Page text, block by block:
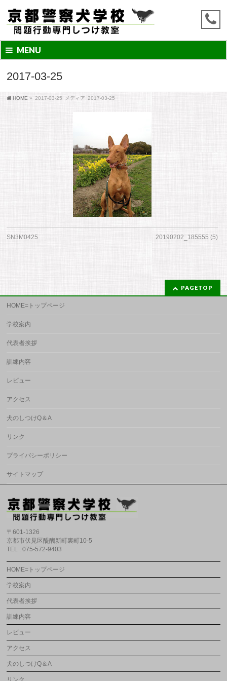
MENU
2017-03-25
HOME » 2017-03-25 メディア 2017-03-25
SN3M0425 20190202_185555 (5)
PAGETOP
HOME=トップページ
学校案内
代表者挨拶
訓練内容
レビュー
アクセス
犬のしつけQ＆A
リンク
プライバシーポリシー
サイトマップ
〒601-1326
京都市伏見区醍醐新町裏町10-5
TEL : 075-572-9403
HOME=トップページ
学校案内
代表者挨拶
訓練内容
レビュー
アクセス
犬のしつけQ＆A
リンク